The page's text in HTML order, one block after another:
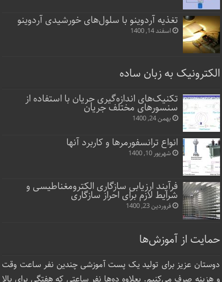
تغذیه آردوینو با سلول‌های خورشیدی آردوینو
اسفند 14, 1400
الکترونیک به زبان ساده
تکنیک‌های اندازه‌گیری جریان با استفاده از
سنسورهای مختلف جریان
بهمن 24, 1400
انواع ترانسفورمرها و کاربرد آنها
شهریور 10, 1400
فرآیند ارزیابی سازگاری الکترومغناطیسی و
شرایط لازم برای احراز سازگاری
فروردین 23, 1400
حمایت از آموزش‌ها
دوستان عزیز برای تولید یک پست آموزشی چندین نفر ساعت‌ وقت
و هزینه صرف می‌کنیم. بعلاوه ده‌ها نفر ساعتی که هفتگی برای بالا